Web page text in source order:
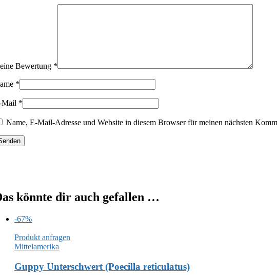
Bewertung *
*
Mail *
Name, E-Mail-Adresse und Website in diesem Browser für meinen nächsten
könnte dir auch gefallen …
-67%
Produkt anfragen
Mittelamerika
Guppy Unterschwert (Poecilla reticulatus)